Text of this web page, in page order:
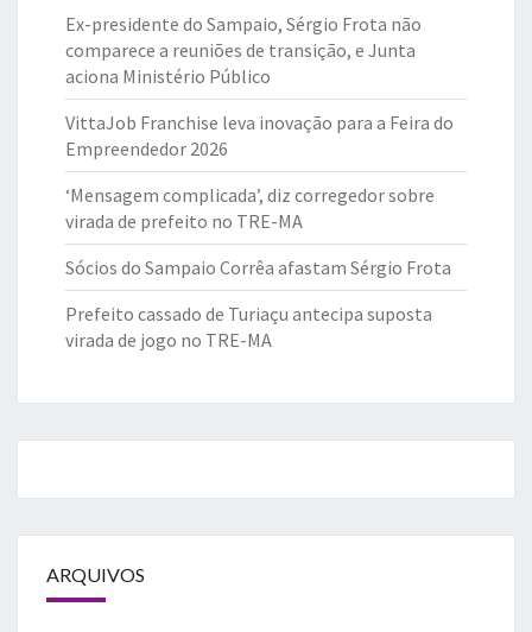
Ex-presidente do Sampaio, Sérgio Frota não
comparece a reuniões de transição, e Junta
aciona Ministério Público
VittaJob Franchise leva inovação para a Feira do
Empreendedor 2026
‘Mensagem complicada’, diz corregedor sobre
virada de prefeito no TRE-MA
Sócios do Sampaio Corrêa afastam Sérgio Frota
Prefeito cassado de Turiaçu antecipa suposta
virada de jogo no TRE-MA
ARQUIVOS